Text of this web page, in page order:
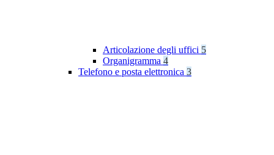
Articolazione degli uffici 5
Organigramma 4
Telefono e posta elettronica 3